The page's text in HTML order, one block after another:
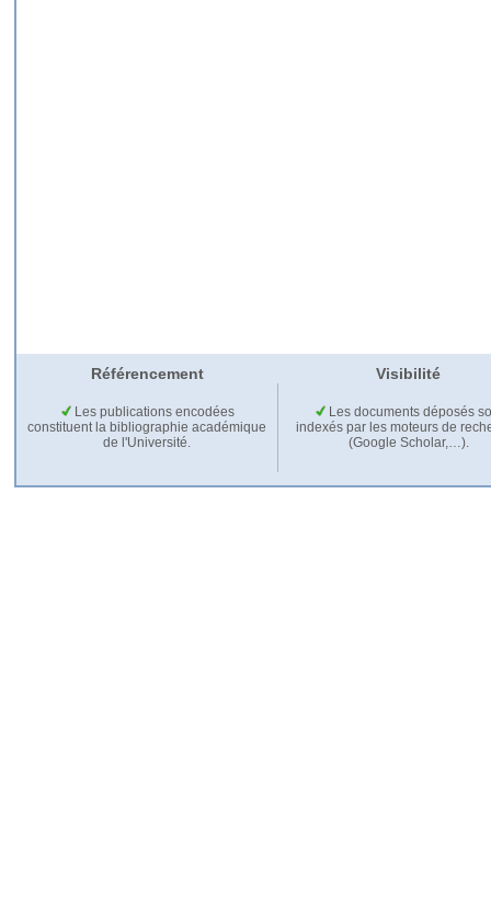
Référencement Visibilité
Les publications encodées
constituent la bibliographie académique
de l'Université.
Les documents déposés
indexés par les moteurs de
(Google Scholar,…).